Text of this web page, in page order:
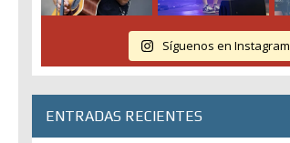
Síguenos en Instagram
ENTRADAS RECIENTES